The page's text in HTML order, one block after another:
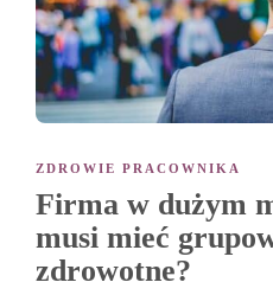
ZDROWIE PRACOWNIKA
Firma w dużym
musi mieć
zdrowotne?